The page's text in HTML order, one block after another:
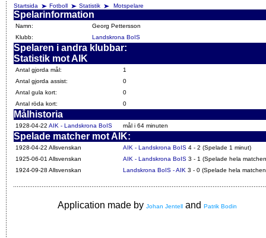
Startsida
Fotboll Statistik Motspelare
Spelarinformation
Namn:
Georg Pettersson
Klubb:
Landskrona BoIS
Spelaren i andra klubbar:
Statistik mot AIK
Antal gjorda mål:
1
Antal gjorda assist:
0
Antal gula kort:
0
Antal röda kort:
0
Målhistoria
1928-04-22 AIK - Landskrona BoIS mål i 64 minuten
Spelade matcher mot AIK:
1928-04-22 Allsvenskan AIK - Landskrona BoIS 4 - 2 (Spelade 1 minut)
1925-06-01 Allsvenskan
AIK - Landskrona BoIS 3 - 1 (Spelade hela
1924-09-28 Allsvenskan
Landskrona BoIS - AIK 3 - 0 (Spelade hela
Application made by Johan Jentell and Patrik Bodin